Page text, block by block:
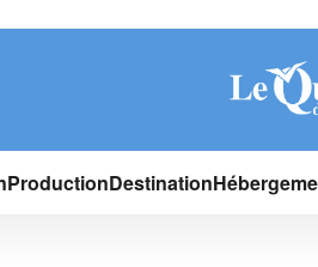
ProductionDestination